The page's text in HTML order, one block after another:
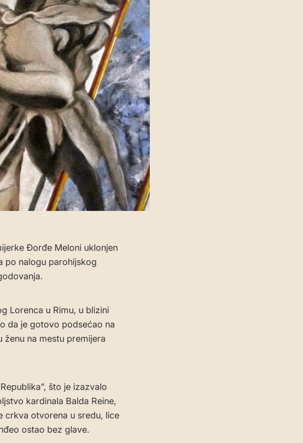
Đorđe Meloni uklonjen
po nalogu parohijskog
Lorenca u Rimu, u blizini
da je gotovo podsećao na
na mestu premijera
što je izazvalo
kardinala Balda Reine,
crkva otvorena u sredu, lice
ostao bez glave.